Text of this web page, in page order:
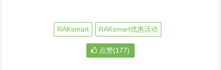
RAKsmart RAKsmart优惠活动
点赞(177)